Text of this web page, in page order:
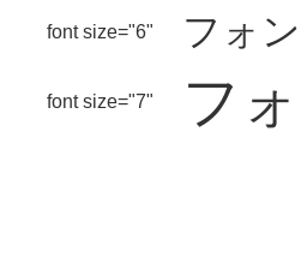
font size="6" フォ
font size="7" フ